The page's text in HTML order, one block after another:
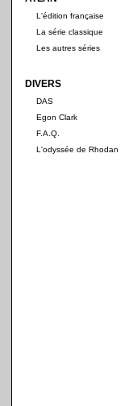
L'édition française
La série classique
Les autres séries
DIVERS
DAS
Egon Clark
F.A.Q.
L'odyssée de Rhodan